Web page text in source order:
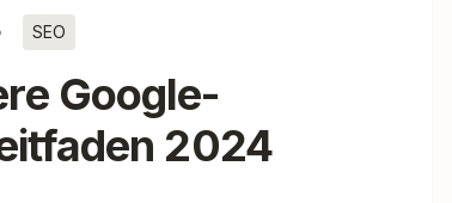
SEO
Google-
2024